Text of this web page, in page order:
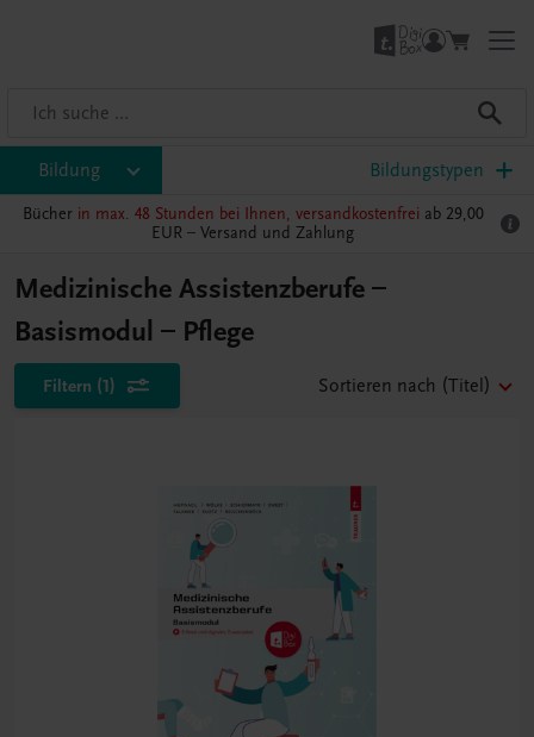
Bildung Bildungstypen
Bücher in max. 48 Stunden bei Ihnen, versandkostenfrei ab 29,00
EUR – Versand und Zahlung
Medizinische Assistenzberufe –
Basismodul – Pflege
Filtern (1) Sortieren nach (Titel)